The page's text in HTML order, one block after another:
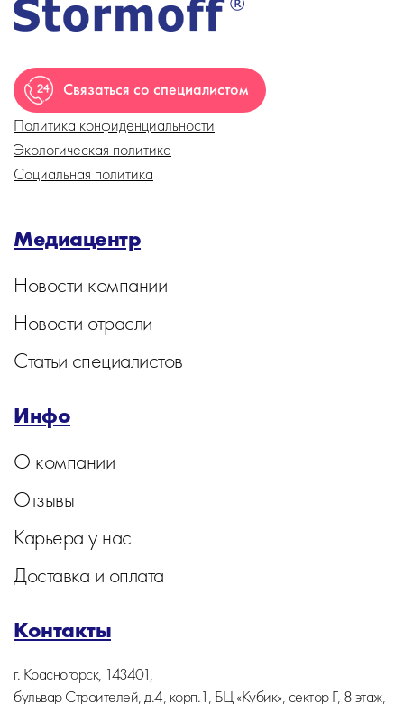
Связаться со специалистом
Политика конфиденциальности
Экологическая политика
Социальная политика
Медиацентр
Новости компании
Новости отрасли
Статьи специалистов
Инфо
О компании
Отзывы
Карьера у нас
Доставка и оплата
Контакты
г. Красногорск, 143401,
бульвар Строителей, д.4, корп.1, БЦ «Кубик», сектор Г, 8 этаж,